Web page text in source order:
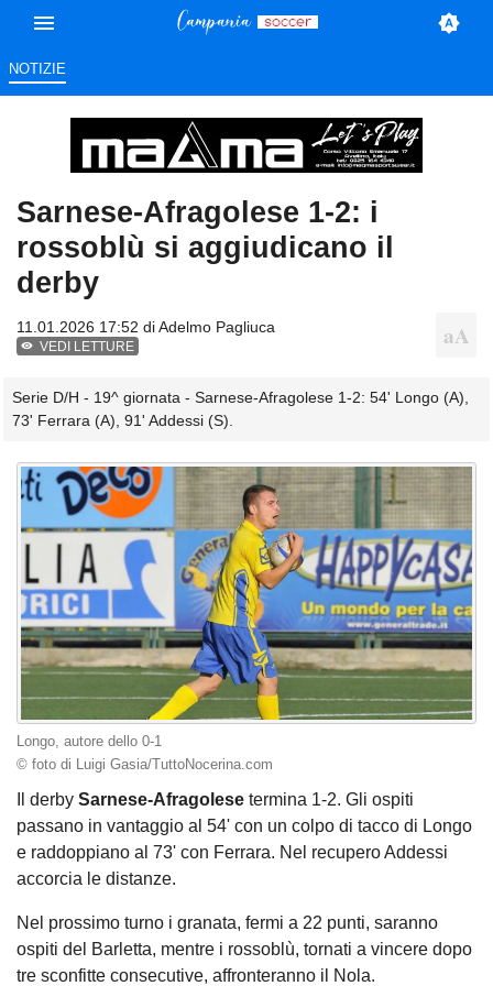
NOTIZIE
Sarnese-Afragolese 1-2: i
rossoblù si aggiudicano il
derby
11.01.2026 17:52 diAdelmo Pagliuca
VEDI LETTURE
Serie D/H - 19^ giornata - Sarnese-Afragolese 1-2: 54' Longo (A),
73' Ferrara (A), 91' Addessi (S).
Longo, autore dello 0-1
© foto di Luigi Gasia/TuttoNocerina.com
Il derby Sarnese-Afragolese termina 1-2. Gli ospiti
passano in vantaggio al 54' con un colpo di tacco di Longo
e raddoppiano al 73' con Ferrara. Nel recupero Addessi
accorcia le distanze.
Nel prossimo turno i granata, fermi a 22 punti, saranno
ospiti del Barletta, mentre i rossoblù, tornati a vincere dopo
tre sconfitte consecutive, affronteranno il Nola.